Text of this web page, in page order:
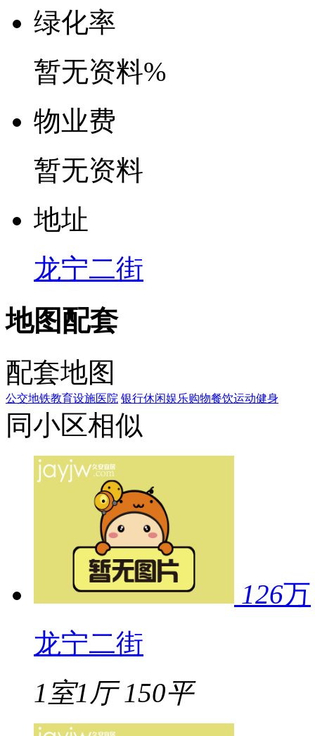
绿化率
暂无资料%
物业费
暂无资料
地址
龙宁二街
地图配套
配套地图
公交地铁教育设施医院 银行休闲娱乐购物餐饮运动健身
同小区相似
126万
龙宁二街
1室1厅 150平